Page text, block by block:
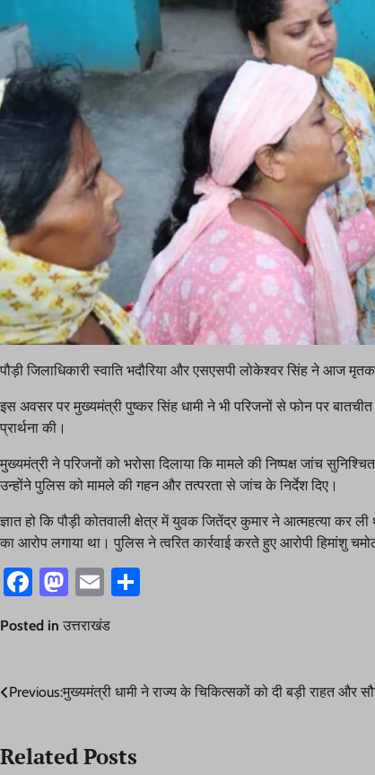
पौड़ी जिलाधिकारी स्वाति भदौरिया और एसएसपी लोकेश्वर सिंह ने आज
इस अवसर पर मुख्यमंत्री पुष्कर सिंह धामी ने भी परिजनों से फोन पर
प्रार्थना की।
मुख्यमंत्री ने परिजनों को भरोसा दिलाया कि मामले की निष्पक्ष जांच
उन्होंने पुलिस को मामले की गहन और तत्परता से जांच के निर्देश दिए।
ज्ञात हो कि पौड़ी कोतवाली क्षेत्र में युवक जितेंद्र कुमार ने आत्महत्या कर
का आरोप लगाया था। पुलिस ने त्वरित कार्रवाई करते हुए आरोपी हिमांशु
Facebook
Mastodon
Email
Posted in उत्तराखंड
Post
Previous:मुख्यमंत्री धामी ने राज्य के चिकित्सकों को दी बड़ी राहत और
Related Posts